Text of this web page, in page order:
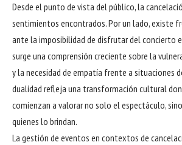
Desde el punto de vista del público, la
sentimientos encontrados. Por un lado, existe
ante la imposibilidad de disfrutar del concierto
surge una comprensión creciente sobre la
y la necesidad de empatía frente a situaciones
dualidad refleja una transformación cultural
comienzan a valorar no solo el espectáculo,
quienes lo brindan.
La gestión de eventos en contextos de